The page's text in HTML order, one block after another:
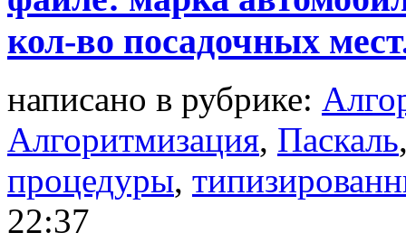
кол-во посадочных
написано в рубрике:
Алгоритмизация, Паскаль
процедуры,
22:37